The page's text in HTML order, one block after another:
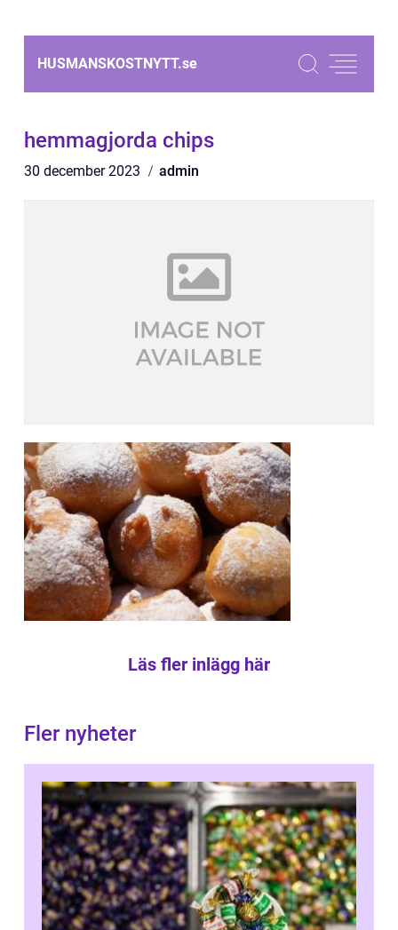
HUSMANSKOSTNYTT.se
hemmagjorda chips
30 december 2023 admin
Läs fler inlägg här
Fler nyheter